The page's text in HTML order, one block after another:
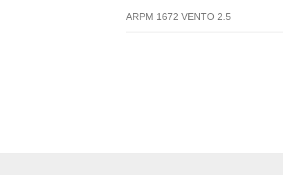
ARPM 1672 VENTO 2.5